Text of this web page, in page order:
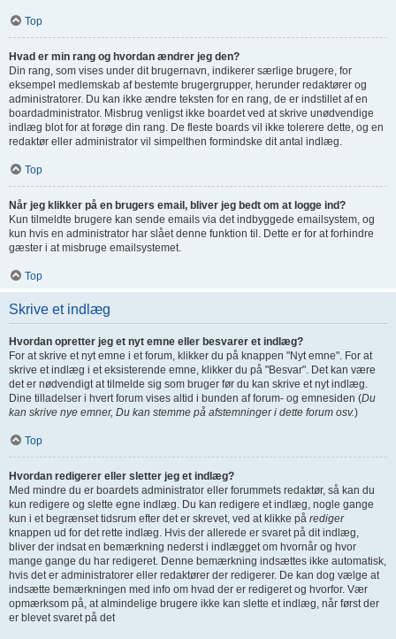
Top
Hvad er min rang og hvordan ændrer jeg den?
Din rang, som vises under dit brugernavn, indikerer særlige brugere, for
eksempel medlemskab af bestemte brugergrupper, herunder redaktører og
administratorer. Du kan ikke ændre teksten for en rang, de er indstillet af en
boardadministrator. Misbrug venligst ikke boardet ved at skrive unødvendige
indlæg blot for at forøge din rang. De fleste boards vil ikke tolerere dette, og en
redaktør eller administrator vil simpelthen formindske dit antal indlæg.
Top
Når jeg klikker på en brugers email, bliver jeg bedt om at logge ind?
Kun tilmeldte brugere kan sende emails via det indbyggede emailsystem, og
kun hvis en administrator har slået denne funktion til. Dette er for at forhindre
gæster i at misbruge emailsystemet.
Top
Skrive et indlæg
Hvordan opretter jeg et nyt emne eller besvarer et indlæg?
For at skrive et nyt emne i et forum, klikker du på knappen "Nyt emne". For at
skrive et indlæg i et eksisterende emne, klikker du på "Besvar". Det kan være
det er nødvendigt at tilmelde sig som bruger før du kan skrive et nyt indlæg.
Dine tilladelser i hvert forum vises altid i bunden af forum- og emnesiden (Du
kan skrive nye emner, Du kan stemme på afstemninger i dette forum osv.)
Top
Hvordan redigerer eller sletter jeg et indlæg?
Med mindre du er boardets administrator eller forummets redaktør, så kan du
kun redigere og slette egne indlæg. Du kan redigere et indlæg, nogle gange
kun i et begrænset tidsrum efter det er skrevet, ved at klikke på rediger
knappen ud for det rette indlæg. Hvis der allerede er svaret på dit indlæg,
bliver der indsat en bemærkning nederst i indlægget om hvornår og hvor
mange gange du har redigeret. Denne bemærkning indsættes ikke automatisk,
hvis det er administratorer eller redaktører der redigerer. De kan dog vælge at
indsætte bemærkningen med info om hvad der er redigeret og hvorfor. Vær
opmærksom på, at almindelige brugere ikke kan slette et indlæg, når først der
er blevet svaret på det